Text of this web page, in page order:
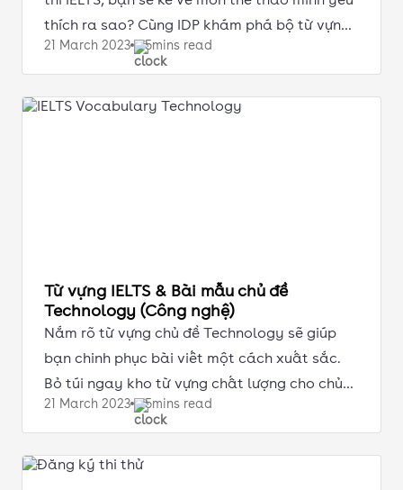
thích ra sao? Cùng IDP khám phá bộ từ vựng
chất lượng nhé!
21 March 2023 5mins read
Từ vựng IELTS & Bài mẫu chủ đề
Technology (Công nghệ)
Nắm rõ từ vựng chủ đề Technology sẽ giúp
bạn chinh phục bài viết một cách xuất sắc.
Bỏ túi ngay kho từ vựng chất lượng cho chủ
đề này!
21 March 2023 5mins read